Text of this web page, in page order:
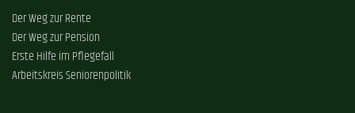
Der Weg zur Rente
Der Weg zur Pension
Erste Hilfe im Pflegefall
Arbeitskreis Seniorenpolitik